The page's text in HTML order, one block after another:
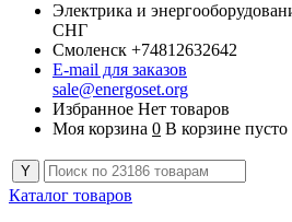
Электрика и
СНГ
Смоленск +74812632642
E-mail для заказов
sale@energoset.org
Избранное Нет товаров
Моя корзина 0 В корзине пусто
Каталог товаров